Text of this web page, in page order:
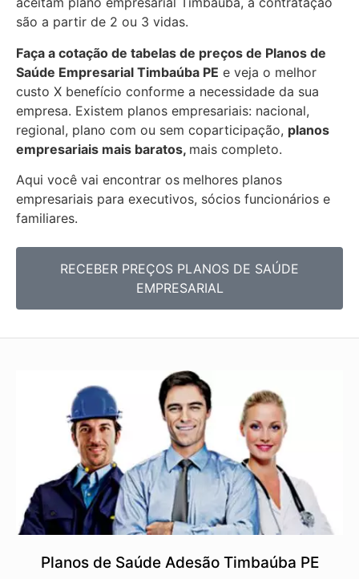
são a partir de 2 ou 3 vidas.
Faça a cotação de tabelas de preços de Planos de
Saúde Empresarial Timbaúba PE e veja o melhor
custo X benefício conforme a necessidade da sua
empresa. Existem planos empresariais: nacional,
regional, plano com ou sem coparticipação, planos
empresariais mais baratos, mais completo.
Aqui você vai encontrar os melhores planos
empresariais para executivos, sócios funcionários e
familiares.
RECEBER PREÇOS PLANOS DE SAÚDE
EMPRESARIAL
Planos de Saúde Adesão Timbaúba PE